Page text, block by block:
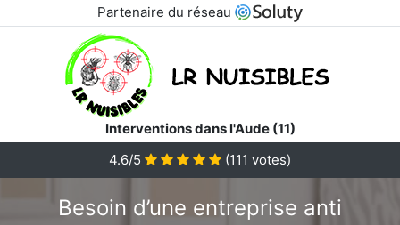
Partenaire du réseau
Interventions dans l'Aude (11)
4.6/5
(111 votes)
Besoin d’une entreprise anti